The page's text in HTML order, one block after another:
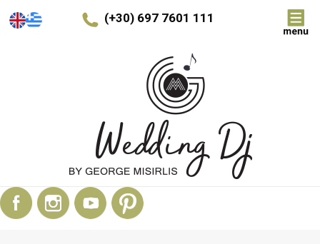
(+30) 697 7601 111